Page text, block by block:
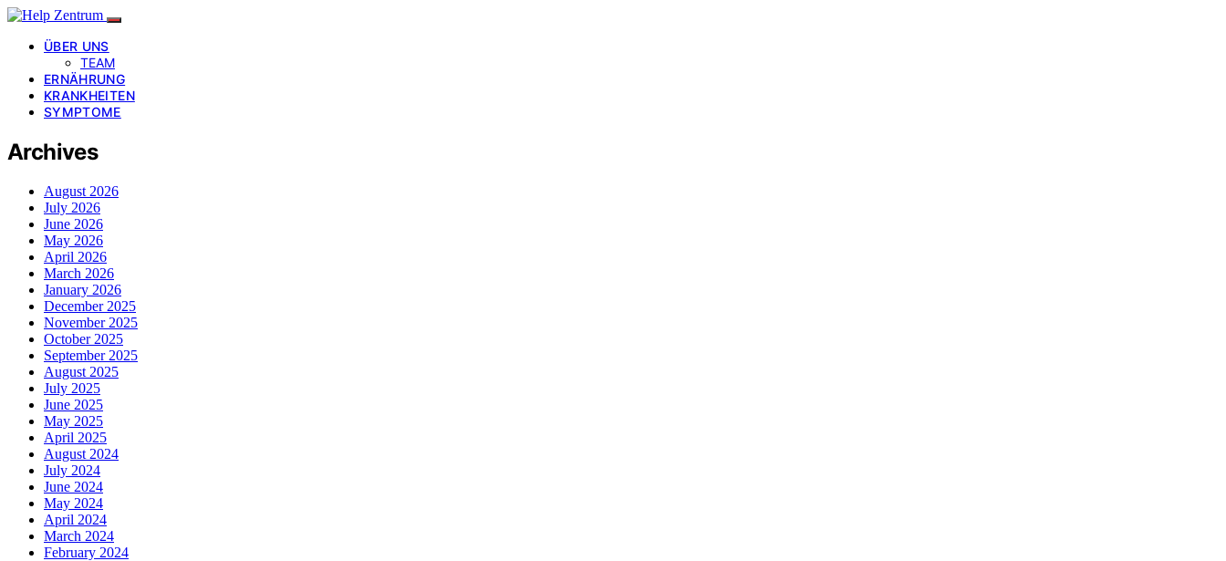
ÜBER UNS
TEAM
ERNÄHRUNG
KRANKHEITEN
SYMPTOME
Archives
August 2026
July 2026
June 2026
May 2026
April 2026
March 2026
January 2026
December 2025
November 2025
October 2025
September 2025
August 2025
July 2025
June 2025
May 2025
April 2025
August 2024
July 2024
June 2024
May 2024
April 2024
March 2024
February 2024